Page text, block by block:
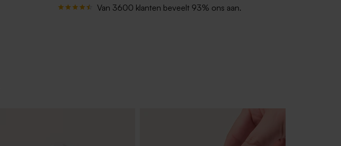
Van 3600 klanten beveelt 93% ons aan.